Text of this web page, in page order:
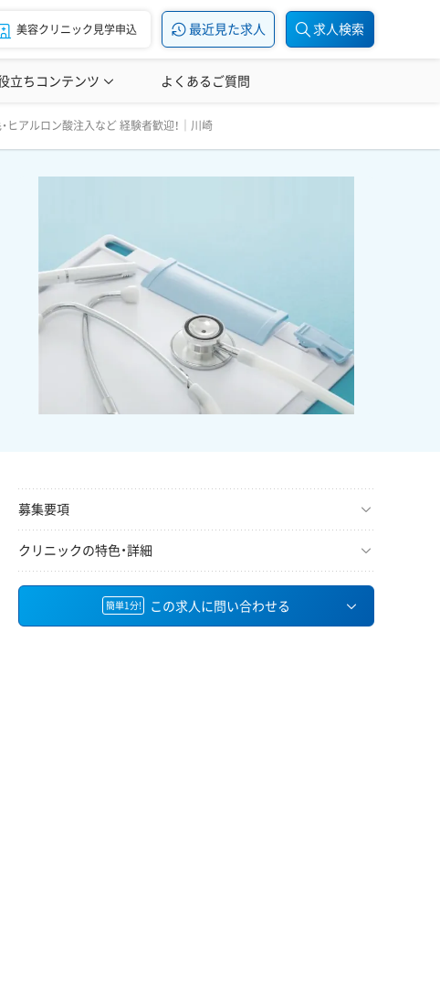
美容クリニック見学申込 最近見た求人 求人検索
立ちコンテンツ
美容医療の転職お役立ち記事 美容医療辞典
よくあるご質問
ヒアルロン酸注入など 経験者歓迎！｜川崎
歓迎！｜川崎
募集要項
クリニックの特色・詳細
簡単1分! この求人に問い合わせる